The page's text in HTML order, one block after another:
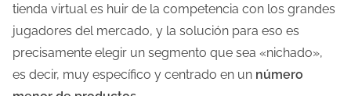
tienda virtual es huir de la competencia con los grandes
jugadores del mercado, y la solución para eso es
precisamente elegir un segmento que sea «nichado»,
es decir, muy específico y centrado en un número